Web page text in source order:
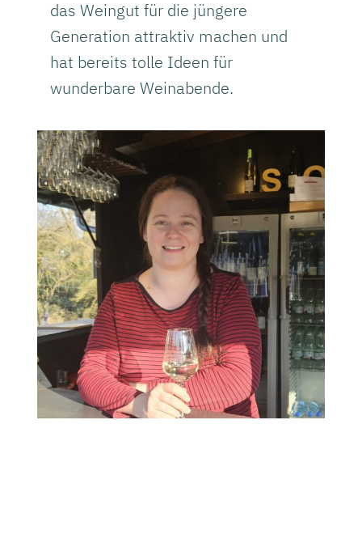
das Weingut für die jüngere
Generation attraktiv machen und
hat bereits tolle Ideen für
wunderbare Weinabende.